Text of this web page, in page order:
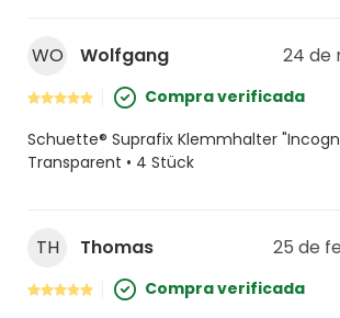
WO Wolfgang 24 de
Compra verificada
Schuette® Suprafix Klemmhalter
Transparent • 4 Stück
TH Thomas 25 de
Compra verificada